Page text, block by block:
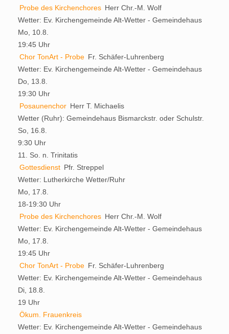
Probe des Kirchenchores Herr Chr.-M. Wolf
Wetter: Ev. Kirchengemeinde Alt-Wetter - Gemeindehaus
Mo, 10.8.
19:45 Uhr
Chor TonArt - Probe Fr. Schäfer-Luhrenberg
Wetter: Ev. Kirchengemeinde Alt-Wetter - Gemeindehaus
Do, 13.8.
19:30 Uhr
Posaunenchor Herr T. Michaelis
Wetter (Ruhr): Gemeindehaus Bismarckstr. oder Schulstr.
So, 16.8.
9:30 Uhr
11. So. n. Trinitatis
Gottesdienst Pfr. Streppel
Wetter: Lutherkirche Wetter/Ruhr
Mo, 17.8.
18-19:30 Uhr
Probe des Kirchenchores Herr Chr.-M. Wolf
Wetter: Ev. Kirchengemeinde Alt-Wetter - Gemeindehaus
Mo, 17.8.
19:45 Uhr
Chor TonArt - Probe Fr. Schäfer-Luhrenberg
Wetter: Ev. Kirchengemeinde Alt-Wetter - Gemeindehaus
Di, 18.8.
19 Uhr
Ökum. Frauenkreis
Wetter: Ev. Kirchengemeinde Alt-Wetter - Gemeindehaus